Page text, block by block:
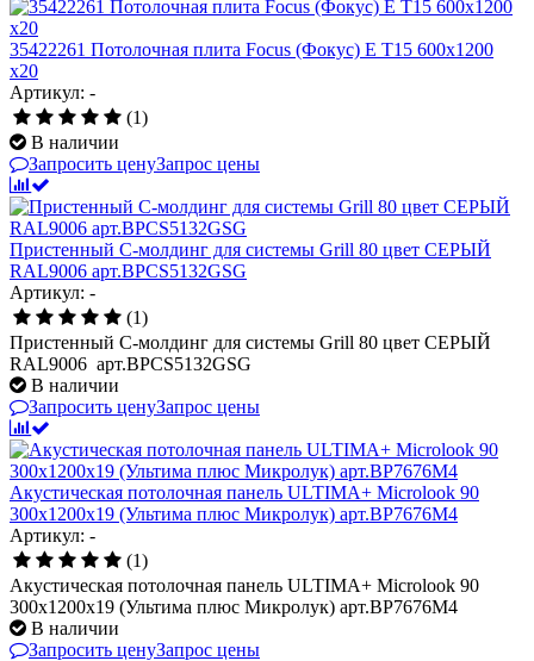
35422261 Потолочная плита Focus (Фокус) E T15 600x1200
x20
Артикул: -
(1)
В наличии
Запросить ценуЗапрос цены
Пристенный C-молдинг для системы Grill 80 цвет СЕРЫЙ
RAL9006 арт.BPCS5132GSG
Артикул: -
(1)
Пристенный C-молдинг для системы Grill 80 цвет СЕРЫЙ
RAL9006 арт.BPCS5132GSG
В наличии
Запросить ценуЗапрос цены
Акустическая потолочная панель ULTIMA+ Microlook 90
300x1200x19 (Ультима плюс Микролук) арт.BP7676M4
Артикул: -
(1)
Акустическая потолочная панель ULTIMA+ Microlook 90
300x1200x19 (Ультима плюс Микролук) арт.BP7676M4
В наличии
Запросить ценуЗапрос цены